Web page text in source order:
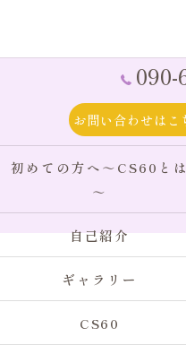
090-
お問い合わせはこ
初めての方へ～CS60とは
～
自己紹介
ギャラリー
CS60